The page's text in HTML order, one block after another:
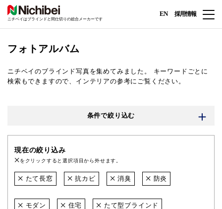
ニチベイはブラインドと間仕切りの総合メーカーです
EN 採用情報
フォトアルバム
ニチベイのブラインド写真を集めてみました。
キーワードごとに
検索もできますので、インテリアの参考にご覧ください。
条件で絞り込む
現在の絞り込み
をクリックすると選択項目から外せます。
たて長窓 抗カビ 消臭 防炎
モダン 住宅 たて型ブラインド